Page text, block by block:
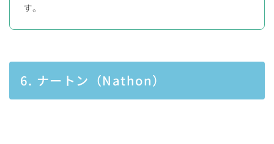
す。
6. ナートン（Nathon）